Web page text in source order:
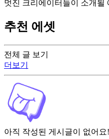
전체 글 보기
더보기
아직 작성된 게시글이 없어요!
멋진 크리에이터들이 소개될
추천 에셋